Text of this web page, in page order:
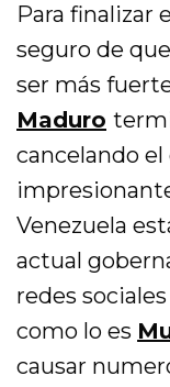
Para finalizar
seguro de
ser más
Maduro
cancelando
Venezuela
actual
redes
como lo es
causar